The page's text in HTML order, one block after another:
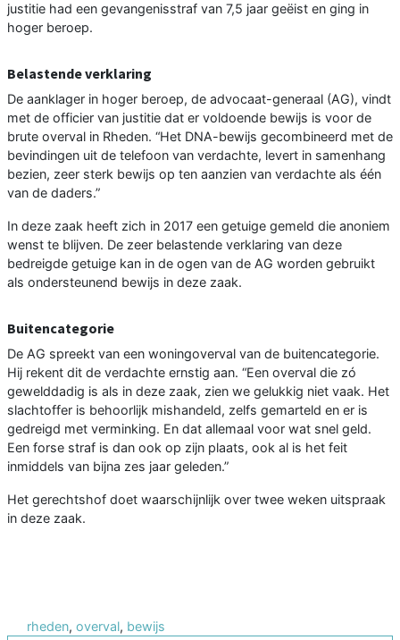
justitie had een gevangenisstraf van 7,5 jaar geëist en ging in
hoger beroep.
Belastende verklaring
De aanklager in hoger beroep, de advocaat-generaal (AG), vindt
met de officier van justitie dat er voldoende bewijs is voor de
brute overval in Rheden. “Het DNA-bewijs gecombineerd met de
bevindingen uit de telefoon van verdachte, levert in samenhang
bezien, zeer sterk bewijs op ten aanzien van verdachte als één
van de daders.”
In deze zaak heeft zich in 2017 een getuige gemeld die anoniem
wenst te blijven. De zeer belastende verklaring van deze
bedreigde getuige kan in de ogen van de AG worden gebruikt
als ondersteunend bewijs in deze zaak.
Buitencategorie
De AG spreekt van een woningoverval van de buitencategorie.
Hij rekent dit de verdachte ernstig aan. “Een overval die zó
gewelddadig is als in deze zaak, zien we gelukkig niet vaak. Het
slachtoffer is behoorlijk mishandeld, zelfs gemarteld en er is
gedreigd met verminking. En dat allemaal voor wat snel geld.
Een forse straf is dan ook op zijn plaats, ook al is het feit
inmiddels van bijna zes jaar geleden.”
Het gerechtshof doet waarschijnlijk over twee weken uitspraak
in deze zaak.
rheden, overval, bewijs